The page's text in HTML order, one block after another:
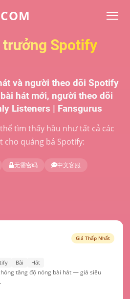
trưởng Spotify
và người theo dõi Spotify
hát mới, người theo dõi
Listeners | Fansgurus
tìm thấy hầu như tất cả các
cho quảng bá Spotify:
无需密码
中文客服
Giá Thấp Nhất
Bài Hát
tăng độ nóng bài hát — giá siêu